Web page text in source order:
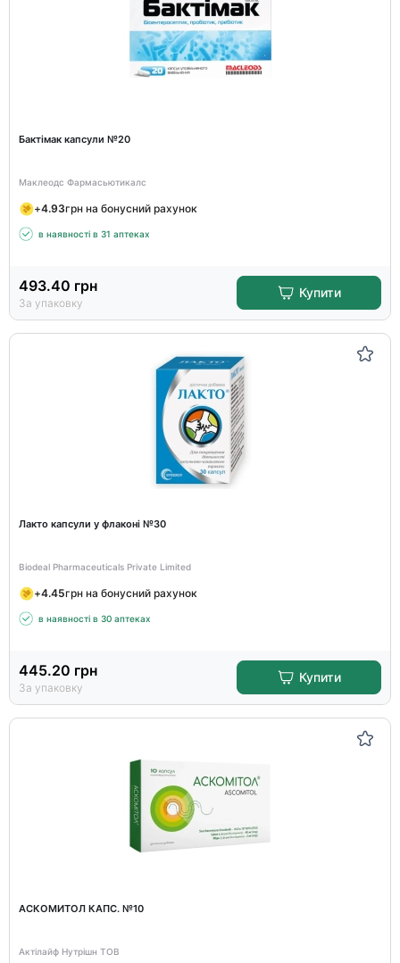
Бактімак капсули №20
Маклеодс Фармасьютикалс
+4.93грн на бонусний рахунок
в наявності в 31 аптеках
493.40 грн
За упаковку
Купити
Лакто капсули у флаконі №30
Biodeal Pharmaceuticals Private Limited
+4.45грн на бонусний рахунок
в наявності в 30 аптеках
445.20 грн
За упаковку
Купити
АСКОМИТОЛ КАПС. №10
Актілайф Нутрішн ТОВ